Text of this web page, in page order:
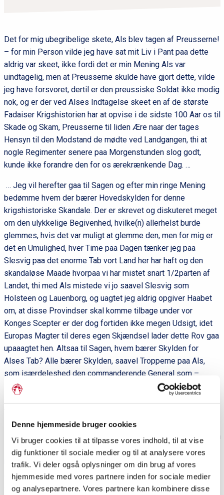
Denne hjemmeside bruger cookies
Vi bruger cookies til at tilpasse vores indhold, til at vise
dig funktioner til sociale medier og til at analysere vores
trafik. Vi deler også oplysninger om din brug af vores
hjemmeside med vores partnere inden for sociale medier
og analysepartnere. Vores partnere kan kombinere disse
Det for mig ubegribelige skete, Als blev tagen af Preusserne!
– for min Person vilde jeg have sat mit Liv i Pant paa dette
aldrig var skeet, ikke fordi det er min Mening Als var
uindtagelig, men at Preusserne skulde have gjort dette, vilde
jeg have forsvoret, dertil er den preussiske Soldat ikke modig
nok, og er der ved Alses Indtagelse skeet en af de største
Fadaiser Krigshistorien har at opvise i de sidste 100 Aar os til
Skade og Skam, Preusserne til liden Ære naar der tages
Hensyn til den Modstand de mødte ved Landgangen, thi at
nogle Regimenter senere paa Morgenstunden slog godt,
kunde ikke forandre den for os ærekrænkende Dag. …
… Jeg vil herefter gaa til Sagen og efter min ringe Mening
bedømme hvem der bærer Hovedskylden for denne
krigshistoriske Skandale. Der er skrevet og diskuteret meget
om den ulykkelige Begivenhed, hvilke(n) allerhelst burde
glemmes, hvis det var muligt at glemme den, men for mig er
det en Umulighed, hver Time paa Dagen tænker jeg paa
Slesvig paa det enorme Tab vort Land her har haft og den
skandaløse Maade hvorpaa vi har mistet snart 1/2parten af
Landet, thi med Als mistede vi jo saavel Slesvig som
Holsteen og Lauenborg, og uagtet jeg aldrig opgiver Haabet
om, at disse Provindser skal komme tilbage under vor
Konges Scepter er der dog fortiden ikke megen Udsigt, idet
Europas Magter til deres egen Skjændsel lader dette Rov gaa
upaaagtet hen. Altsaa til Sagen, hvem bærer Skylden for
Alses Tab? Alle bærer Skylden, saavel Tropperne paa Als,
som isærdeleshed den commanderende General som –
Marinen. Tropperne fordi de udenfor al Tvivl ikke har været
aarvaagne nok, ialtfald paa sine Steder, men isærdeleshed
Krake3. Hvad Gen. S. angaar, har han meget rigtigt henvendt
sig til Overcommandoen om Forstærkning for Als og efter min
Mening er det en meget stor Feil denne ikke var sendt ham,
men selv med de Tropper han havde til sin Disposition kunde
Als have været forsvaret, thi havde disse været ordentlig
anvendte og brugte, havde Preus. aldrig faaet Als, dertil